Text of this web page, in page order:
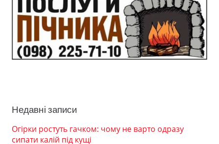
Недавні записи
Огірки ростуть гачком: чому не варто одразу
сипати калій під кущі